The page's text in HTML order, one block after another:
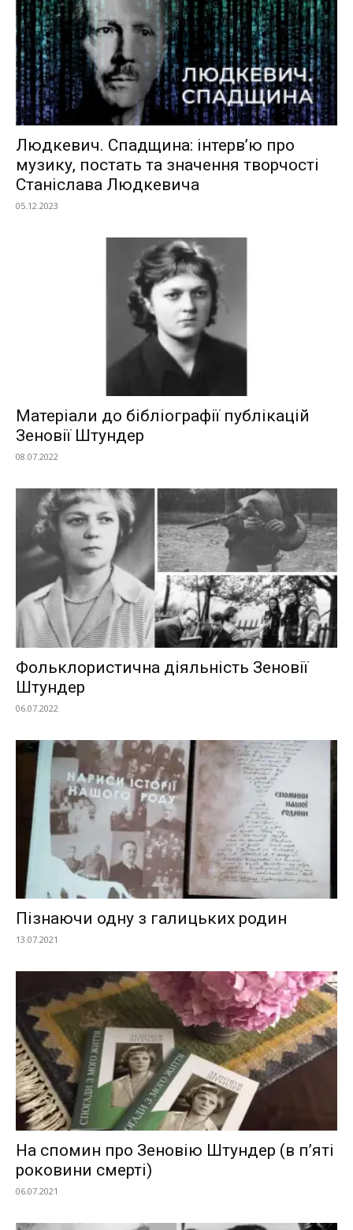
Людкевич. Спадщина: інтерв’ю про
музику, постать та значення творчості
Станіслава Людкевича
05.12.2023
Матеріали до бібліографії публікацій
Зеновії Штундер
08.07.2022
Фольклористична діяльність Зеновії
Штундер
06.07.2022
Пізнаючи одну з галицьких родин
13.07.2021
На спомин про Зеновію Штундер (в п’яті
роковини смерті)
06.07.2021